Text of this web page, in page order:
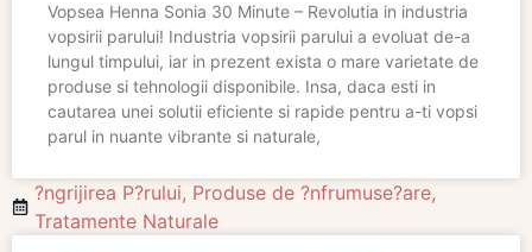
Vopsea Henna Sonia 30 Minute – Revolutia in industria
vopsirii parului! Industria vopsirii parului a evoluat de-a
lungul timpului, iar in prezent exista o mare varietate de
produse si tehnologii disponibile. Insa, daca esti in
cautarea unei solutii eficiente si rapide pentru a-ti vopsi
parul in nuante vibrante si naturale,
?ngrijirea P?rului, Produse de ?nfrumuse?are,
Tratamente Naturale